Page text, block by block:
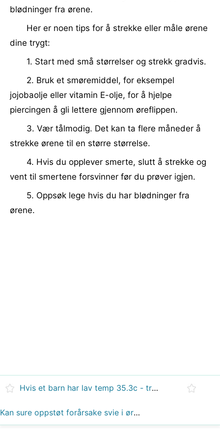
blødninger fra ørene.
Her er noen tips for å strekke eller måle ørene
dine trygt:
1. Start med små størrelser og strekk gradvis.
2. Bruk et smøremiddel, for eksempel
jojobaolje eller vitamin E-olje, for å hjelpe
piercingen å gli lettere gjennom øreflippen.
3. Vær tålmodig. Det kan ta flere måneder å
strekke ørene til en større størrelse.
4. Hvis du opplever smerte, slutt å strekke og
vent til smertene forsvinner før du prøver igjen.
5. Oppsøk lege hvis du har blødninger fra
ørene.
Hvis et barn har lav temp 35.3c - trommehinnen, hva kan årsaken være?
Kan sure oppstøt forårsake svie i ørene?